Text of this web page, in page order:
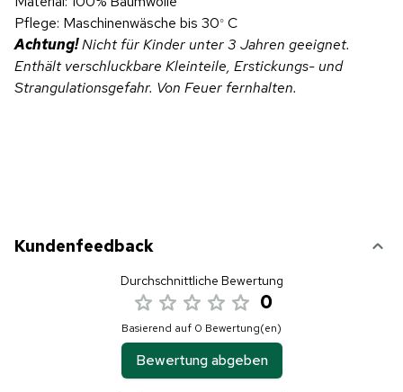
Pflege: Maschinenwäsche bis 30° C
Achtung!Nicht für Kinder unter 3 Jahren geeignet.
Enthält verschluckbare Kleinteile, Erstickungs- und
Strangulationsgefahr. Von Feuer fernhalten.
Kundenfeedback
Durchschnittliche Bewertung
0
Basierend auf 0 Bewertung(en)
Bewertung abgeben